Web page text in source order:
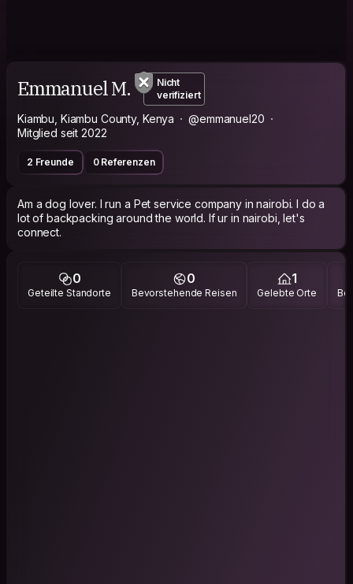
Emmanuel M.
Nicht
verifiziert
Kiambu, Kiambu County, Kenya
@emmanuel20
Mitglied seit 2022
2 Freunde 0 Referenzen
Am a dog lover. I run a Pet service company in nairobi. I do a
lot of backpacking around the world. If ur in nairobi, let's
connect.
0
Geteilte Standorte
0
Bevorstehende Reisen
1
Gelebte Orte